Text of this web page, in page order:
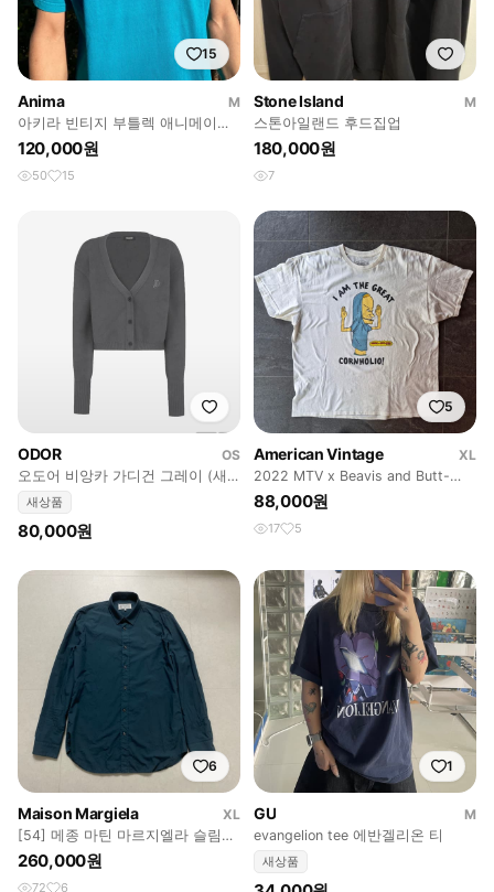
15
Anima
M
아키라 빈티지 부틀렉 애니메이션
티셔츠
120,000원
50 15
Stone Island
M
스톤아일랜드 후드집업
180,000원
7
ODOR
OS
오도어 비앙카 가디건 그레이 (새
상품)
새상품
80,000원
5
American Vintage
XL
2022 MTV x Beavis and Butt-
Head T-Shirt
88,000원
17 5
6
Maison Margiela
XL
[54] 메종 마틴 마르지엘라 슬림핏
셔츠 블루
260,000원
72 6
1
GU
M
evangelion tee 에반겔리온 티
새상품